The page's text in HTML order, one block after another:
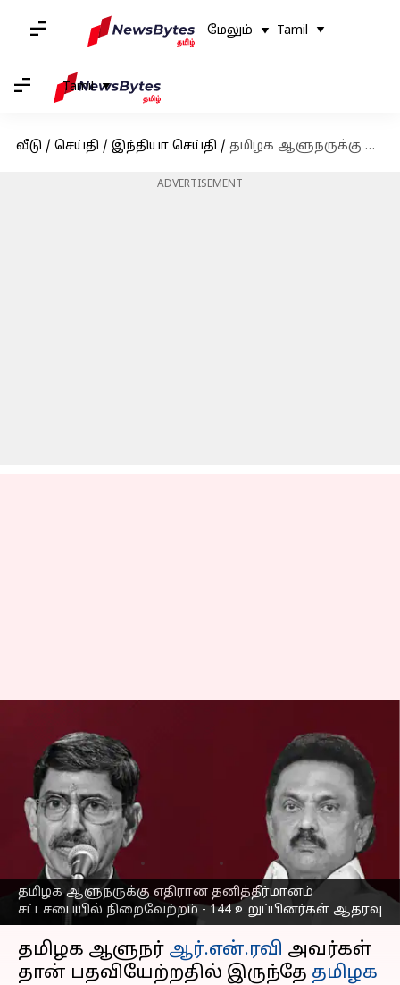
மேலும் Tamil
Tamil
வீடு / செய்தி / இந்தியா செய்தி / தமிழக ஆளுநருக்கு எதிரான தனித்தீர்மானம் சட்டசபையில் நிறைவேற்றம் - 144 உறுப்பினர்கள் ஆதரவு
ADVERTISEMENT
தமிழக ஆளுநருக்கு எதிரான தனித்தீர்மானம்
சட்டசபையில் நிறைவேற்றம் - 144 உறுப்பினர்கள் ஆதரவு
எதிரான தனித்தீர்மானம்
சட்டசபையில்
நிறைவேற்றம் - 144
உறுப்பினர்கள் ஆதரவு
எழுதியவர் Nivetha P 01:06 pm
செய்தி முன்னோட்டம்
தமிழக ஆளுநர் ஆர்.என்.ரவி அவர்கள்
தான் பதவியேற்றதில் இருந்தே தமிழக